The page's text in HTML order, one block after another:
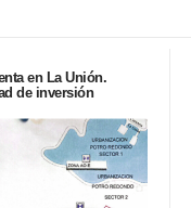
en La Unión.
de inversión